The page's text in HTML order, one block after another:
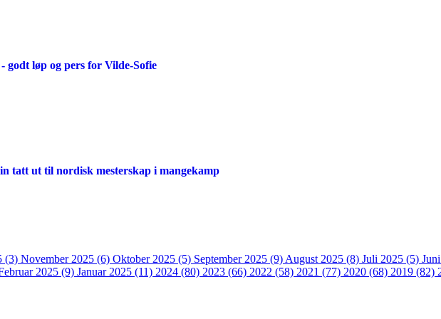
godt løp og pers for Vilde-Sofie
tatt ut til nordisk mesterskap i mangekamp
(3) November 2025 (6) Oktober 2025 (5) September 2025 (9)August 2025 (8) Juli 2025 (5)
2025 (9) Januar 2025 (11) 2024 (80) 2023 (66) 2022 (58) 2021 (77) 2020 (68) 2019 (82)